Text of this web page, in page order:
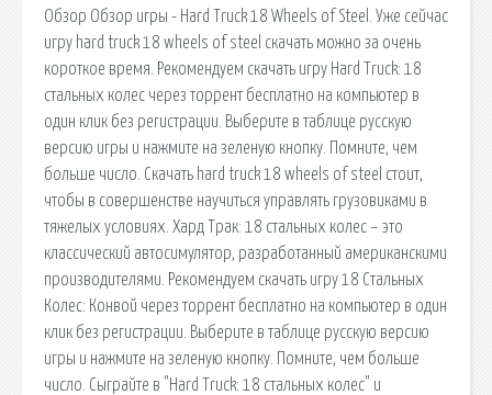
Обзор Обзор игры - Hard Truck 18 Wheels of Steel. Уже сейчас
игру hard truck 18 wheels of steel скачать можно за очень
короткое время. Рекомендуем скачать игру Hard Truck: 18
стальных колес через торрент бесплатно на компьютер в
один клик без регистрации. Выберите в таблице русскую
версию игры и нажмите на зеленую кнопку. Помните, чем
больше число. Скачать hard truck 18 wheels of steel стоит,
чтобы в совершенстве научиться управлять грузовиками в
тяжелых условиях. Хард Трак: 18 стальных колес – это
классический автосимулятор, разработанный американскими
производителями. Рекомендуем скачать игру 18 Стальных
Колес: Конвой через торрент бесплатно на компьютер в один
клик без регистрации. Выберите в таблице русскую версию
игры и нажмите на зеленую кнопку. Помните, чем больше
число. Сыграйте в "Hard Truck: 18 стальных колес" и